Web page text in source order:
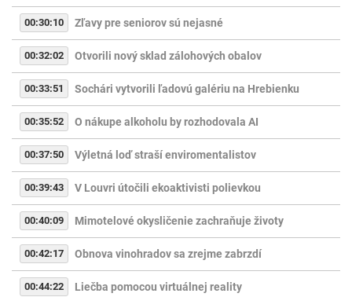
00:30:10 Zľavy pre seniorov sú nejasné
00:32:02 Otvorili nový sklad zálohových obalov
00:33:51 Sochári vytvorili ľadovú galériu na Hrebienku
00:35:52 O nákupe alkoholu by rozhodovala AI
00:37:50 Výletná loď straší enviromentalistov
00:39:43 V Louvri útočili ekoaktivisti polievkou
00:40:09 Mimotelové okysličenie zachraňuje životy
00:42:17 Obnova vinohradov sa zrejme zabrzdí
00:44:22 Liečba pomocou virtuálnej reality